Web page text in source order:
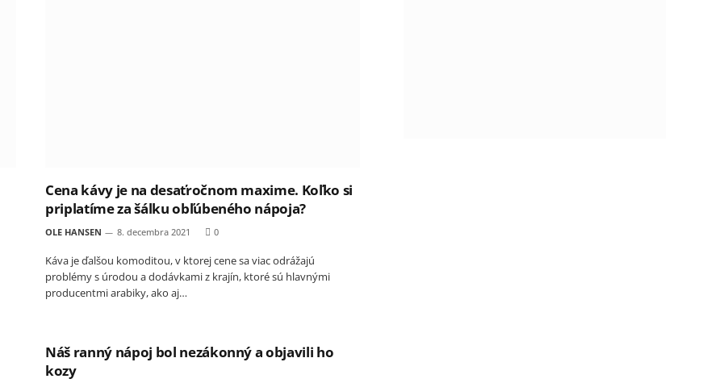
Cena kávy je na desaťročnom maxime. Koľko si
priplatíme za šálku obľúbeného nápoja?
OLE HANSEN 8. decembra 2021 0
Káva je ďalšou komoditou, v ktorej cene sa viac odrážajú
problémy s úrodou a dodávkami z krajín, ktoré sú hlavnými
producentmi arabiky, ako aj…
Náš ranný nápoj bol nezákonný a objavili ho
kozy